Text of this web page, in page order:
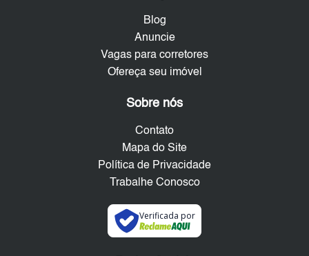
Blog
Anuncie
Vagas para corretores
Ofereça seu imóvel
Sobre nós
Contato
Mapa do Site
Política de Privacidade
Trabalhe Conosco
Verificada por